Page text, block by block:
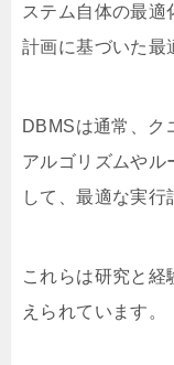
ステム自体の最
計画に基づいた最
DBMSは通常、ク
アルゴリズムやル
して、最適な実行
これらは研究と経
えられています。